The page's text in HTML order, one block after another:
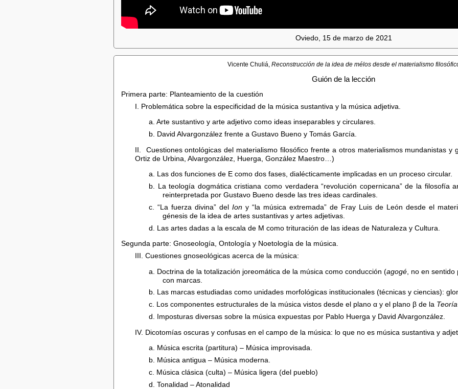
Oviedo, 15 de marzo de 2021
Vicente Chuliá, Reconstrucción de la idea de mélos desde el materialismo
Guión de la lección
Primera parte: Planteamiento de la cuestión
I. Problemática sobre la especificidad de la música sustantiva y la música adjetiva.
a. Arte sustantivo y arte adjetivo como ideas inseparables y circulares.
b. David Alvargonzález frente a Gustavo Bueno y Tomás García.
II. Cuestiones ontológicas del materialismo filosófico frente a otros materialismos mundanistas y
Ortiz de Urbina, Alvargonzález, Huerga, González Maestro…)
a. Las dos funciones de E como dos fases, dialécticamente implicadas en un proceso circular.
b. La teología dogmática cristiana como verdadera “revolución copernicana” de la filosofía
reinterpretada por Gustavo Bueno desde las tres ideas cardinales.
c. “La fuerza divina” delIon y “la música extremada” de Fray Luis de León desde el
génesis de la idea de artes sustantivas y artes adjetivas.
d. Las artes dadas a la escala de M como trituración de las ideas de Naturaleza y Cultura.
Segunda parte: Gnoseología, Ontología y Noetología de la música.
III. Cuestiones gnoseológicas acerca de la música:
a. Doctrina de la totalización joreomática de la música como conducción (agogé , no en
con marcas.
b. Las marcas estudiadas como unidades morfológicas institucionales (técnicas y ciencias):
c. Los componentes estructurales de la música vistos desde el plano α y el plano β de la
d. Imposturas diversas sobre la música expuestas por Pablo Huerga y David Alvargonzález.
IV. Dicotomías oscuras y confusas en el campo de la música: lo que no es música sustantiva y
a. Música escrita (partitura) – Música improvisada.
b. Música antigua – Música moderna.
c. Música clásica (culta) – Música ligera (del pueblo)
d. Tonalidad – Atonalidad